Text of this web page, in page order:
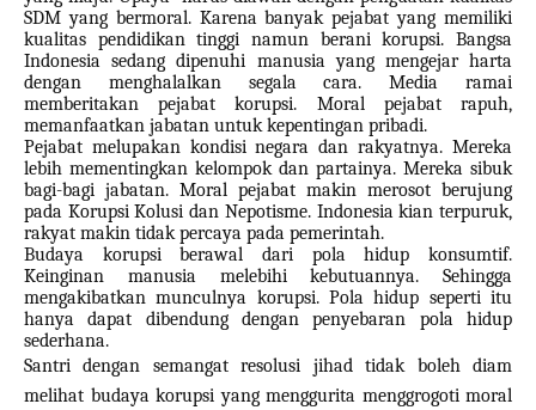
SDM yang bermoral. Karena banyak pejabat yang memiliki
kualitas pendidikan tinggi namun berani korupsi. Bangsa
Indonesia sedang dipenuhi manusia yang mengejar harta
dengan menghalalkan segala cara. Media ramai
memberitakan pejabat korupsi. Moral pejabat rapuh,
memanfaatkan jabatan untuk kepentingan pribadi.
Pejabat melupakan kondisi negara dan rakyatnya. Mereka
lebih mementingkan kelompok dan partainya. Mereka sibuk
bagi-bagi jabatan. Moral pejabat makin merosot berujung
pada Korupsi Kolusi dan Nepotisme. Indonesia kian terpuruk,
rakyat makin tidak percaya pada pemerintah.
Budaya korupsi berawal dari pola hidup konsumtif.
Keinginan manusia melebihi kebutuannya. Sehingga
mengakibatkan munculnya korupsi. Pola hidup seperti itu
hanya dapat dibendung dengan penyebaran pola hidup
sederhana.
Santri dengan semangat resolusi jihad tidak boleh diam
melihat budaya korupsi yang menggurita menggrogoti moral